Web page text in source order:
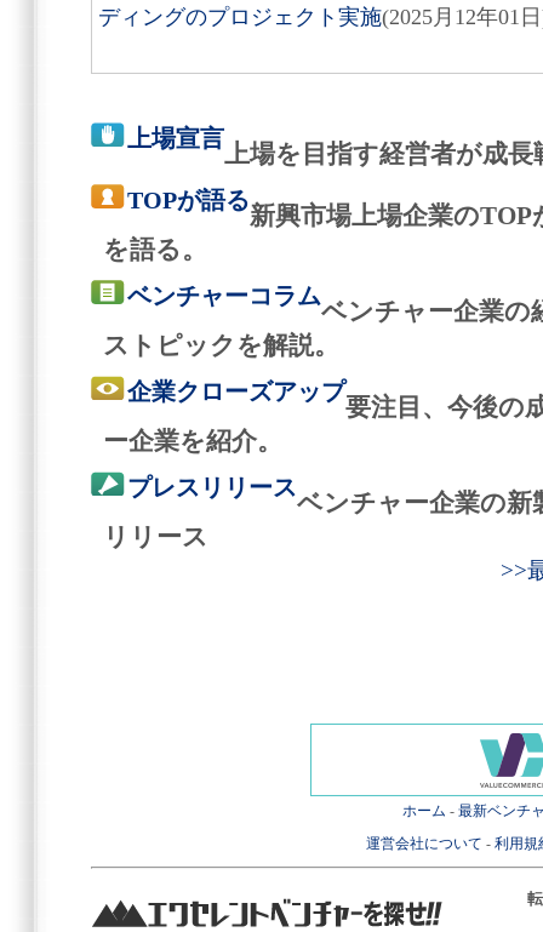
ディングのプロジェクト実施(2025月12年01
上場宣言
上場を目指す経営者が成
TOPが語る
新興市場上場企業の
を語る。
ベンチャーコラム
ベンチャー企業の
ストピックを解説。
企業クローズアップ
要注目、今後の
ー企業を紹介。
プレスリリース
ベンチャー企業の新
リリース
>>
ホーム - 最新ベンチ
運営会社について - 利用規